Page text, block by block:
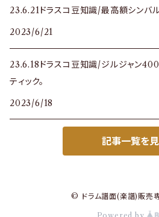
23.6.21ドラスコ豆知識/最高額シンバ
2023/6/21
23.6.18ドラスコ豆知識/ジルジャン
ティック。
2023/6/18
記事一覧を
© ドラム譜面(楽譜)販売